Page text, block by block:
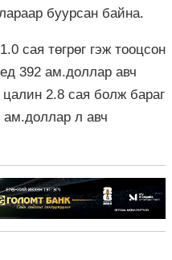
буурсан байна.
сая төгрөг гэж тооцсон
392 ам.доллар авч
2.8 сая болж бараг
ам.доллар л авч